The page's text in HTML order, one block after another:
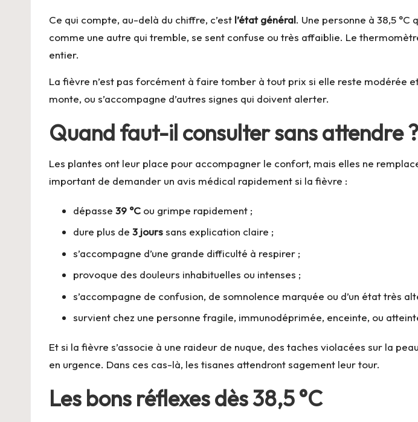
Ce qui compte, au-delà du chiffre, c’est l’état général. Une personne à 38,5
comme une autre qui tremble, se sent confuse ou très affaiblie. Le
entier.
La fièvre n’est pas forcément à faire tomber à tout prix si elle reste modérée
monte, ou s’accompagne d’autres signes qui doivent alerter.
Quand faut-il consulter sans attendre ?
Les plantes ont leur place pour accompagner le confort, mais elles ne
important de demander un avis médical rapidement si la fièvre :
dépasse 39 °C ou grimpe rapidement ;
dure plus de 3 jourssans explication claire ;
s’accompagne d’une grande difficulté à respirer ;
provoque des douleurs inhabituelles ou intenses ;
s’accompagne de confusion, de somnolence marquée ou d’un état très
survient chez une personne fragile, immunodéprimée, enceinte, ou
Et si la fièvre s’associe à une raideur de nuque, des taches violacées sur la
en urgence. Dans ces cas-là, les tisanes attendront sagement leur tour.
Les bons réflexes dès 38,5 °C